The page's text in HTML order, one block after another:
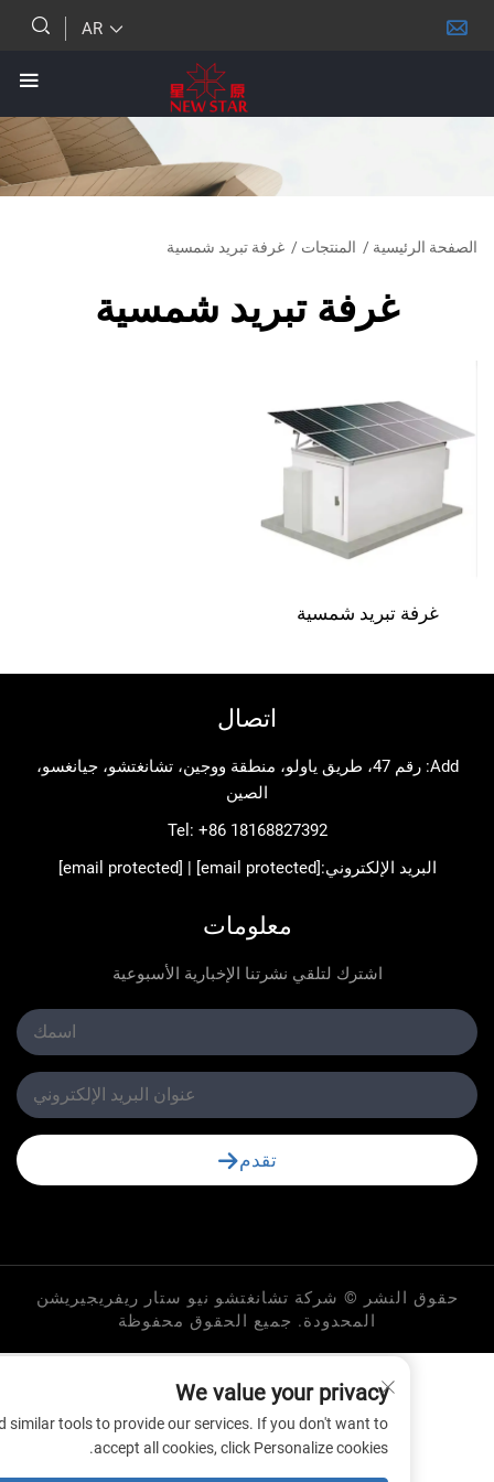
/المنتجات/غرفة تبريد شمسية
غرفة تبريد شمسية
تبريد شمسية
Add: رقم 47، طريق ياولو، منطقة ووجين، تشانغتشو، جيانغسو،
Tel:+86 18168827392
الإلكتروني:[email protected]
|
[email protected]
معلومات
اشترك لتلقي نشرتنا الإخبارية الأسبوعية
© شركة تشانغتشو نيو ستار ريفريجيريشن
المحدودة. جميع الحقوق محفوظة
We value your privacy
cookies and similar tools to provide our services. If you don't want to
accept all cookies, click Personalize cookies.